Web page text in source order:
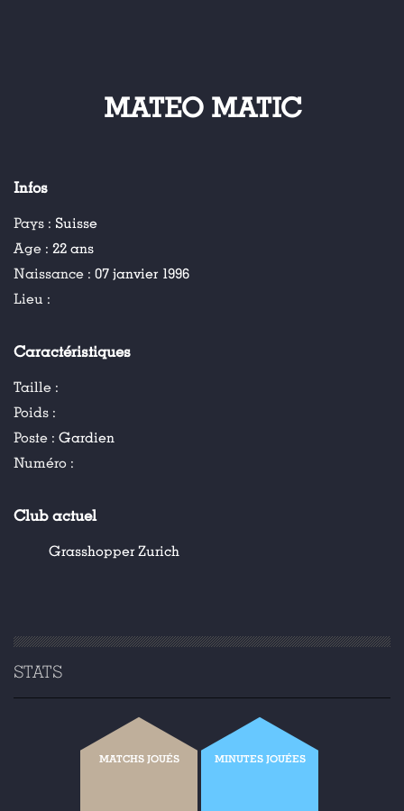
MATEO MATIC
Infos
Pays : Suisse
Age : 22 ans
Naissance : 07 janvier 1996
Lieu :
Caractéristiques
Taille :
Poids :
Poste : Gardien
Numéro :
Club actuel
Grasshopper Zurich
STATS
MATCHS JOUÉS MINUTES JOUÉES